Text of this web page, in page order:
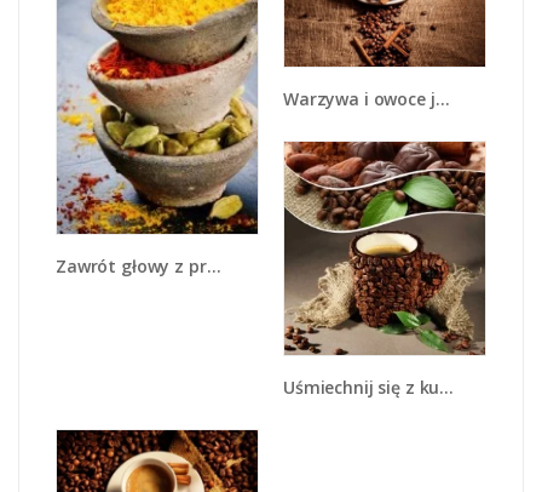
Zawrót głowy z przyprawami - JN550
Warzywa i owoce jesienią - JN711
Uśmiechnij się z kubkiem kawy - JN612